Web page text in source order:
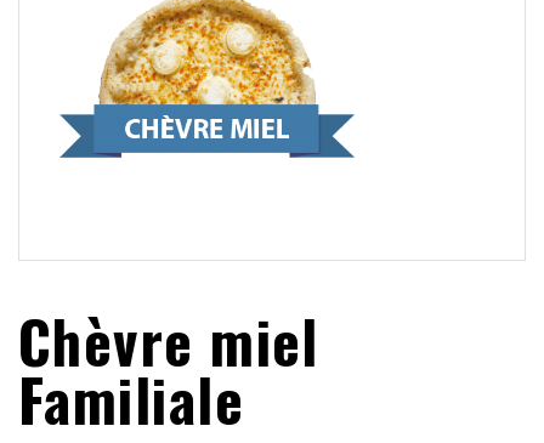
Chèvre miel
Familiale